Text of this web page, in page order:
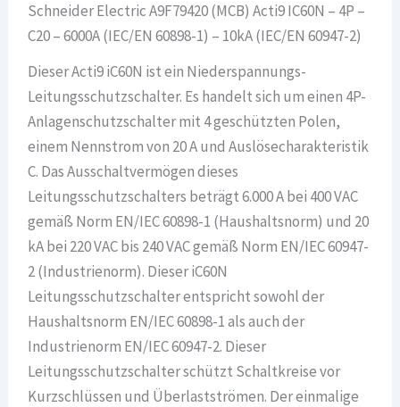
10kA
(IEC/EN
60947-
2)
Menge
Schneider Electric A9F79420 (MCB) Acti9 IC60N – 4P –
C20 – 6000A (IEC/EN 60898-1) – 10kA (IEC/EN 60947-2)
Dieser Acti9 iC60N ist ein Niederspannungs-
Leitungsschutzschalter. Es handelt sich um einen 4P-
Anlagenschutzschalter mit 4 geschützten Polen,
einem Nennstrom von 20 A und Auslösecharakteristik
C. Das Ausschaltvermögen dieses
Leitungsschutzschalters beträgt 6.000 A bei 400 VAC
gemäß Norm EN/IEC 60898-1 (Haushaltsnorm) und 20
kA bei 220 VAC bis 240 VAC gemäß Norm EN/IEC 60947-
2 (Industrienorm). Dieser iC60N
Leitungsschutzschalter entspricht sowohl der
Haushaltsnorm EN/IEC 60898-1 als auch der
Industrienorm EN/IEC 60947-2. Dieser
Leitungsschutzschalter schützt Schaltkreise vor
Kurzschlüssen und Überlastströmen. Der einmalige